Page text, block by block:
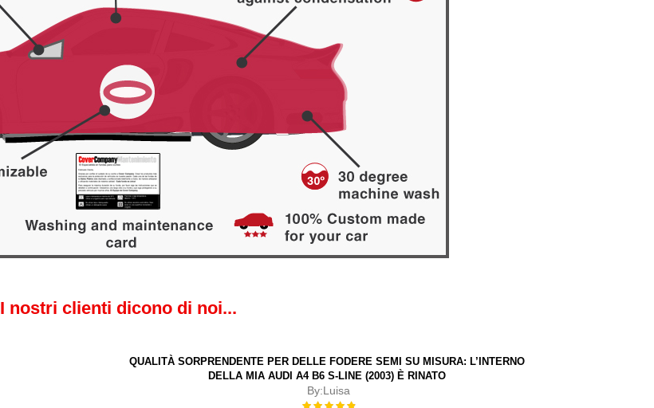
I nostri clienti dicono di noi...
QUALITÀ SORPRENDENTE PER DELLE FODERE SEMI SU MISURA: L’INTERNO
DELLA MIA AUDI A4 B6 S-LINE (2003) È RINATO
By:Luisa
Rating: